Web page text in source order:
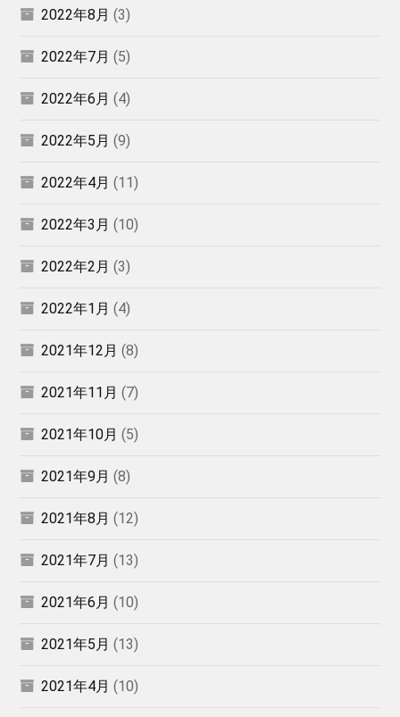
2022年8月 (3)
2022年7月 (5)
2022年6月 (4)
2022年5月 (9)
2022年4月 (11)
2022年3月 (10)
2022年2月 (3)
2022年1月 (4)
2021年12月 (8)
2021年11月 (7)
2021年10月 (5)
2021年9月 (8)
2021年8月 (12)
2021年7月 (13)
2021年6月 (10)
2021年5月 (13)
2021年4月 (10)